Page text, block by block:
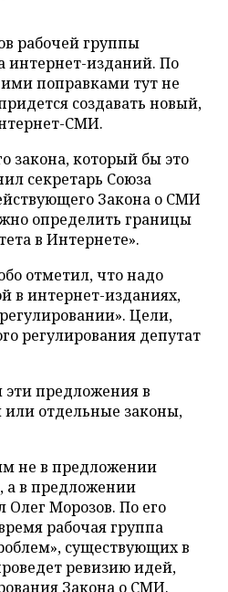
рабочей группы
интернет-изданий. По
поправками тут не
создавать новый,
СМИ.
закона, который бы это
секретарь Союза
Закона о СМИ
определить границы
в Интернете».
отметил, что надо
в интернет-изданиях,
Цели,
регулирования депутат
предложения в
отдельные законы,
не в предложении
а в предложении
Олег Морозов. По его
рабочая группа
существующих в
ревизию идей,
Закона о СМИ.